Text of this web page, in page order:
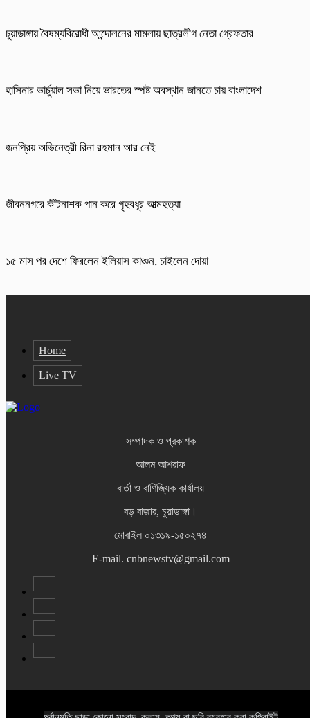
চুয়াডাঙ্গায় বৈষম্যবিরোধী আন্দোলনের মামলায় ছাত্রলীগ নেতা গ্রেফতার
হাসিনার ভার্চুয়াল সভা নিয়ে ভারতের স্পষ্ট অবস্থান জানতে চায় বাংলাদেশ
জনপ্রিয় অভিনেত্রী রিনা রহমান আর নেই
জীবননগরে কীটনাশক পান করে গৃহবধূর আত্মহত্যা
১৫ মাস পর দেশে ফিরলেন ইলিয়াস কাঞ্চন, চাইলেন দোয়া
Home
Live TV
সম্পাদক ও প্রকাশক
আলম আশরাফ
বার্তা ও বাণিজ্যিক কার্যালয়
বড় বাজার, চুয়াডাঙ্গা।
মোবাইল ০১৩১৯-১৫০২৭৪
E-mail. cnbnewstv@gmail.com